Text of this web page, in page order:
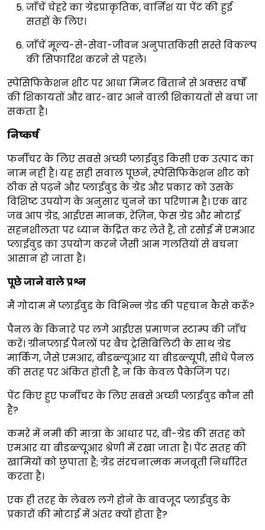
जाँचें चेहरे का ग्रेडप्राकृतिक, वार्निश या पेंट की हुई
सतहों के लिए।
जाँचें मूल्य-से-सेवा-जीवन अनुपातकिसी सस्ते विकल्प
की सिफारिश करने से पहले।
स्पेसिफिकेशन शीट पर आधा मिनट बिताने से अक्सर वर्षों
की शिकायतों और बार-बार आने वाली शिकायतों से बचा जा
सकता है।
निष्कर्ष
फर्नीचर के लिए सबसे अच्छी प्लाईवुड किसी एक उत्पाद का
नाम नहीं है। यह सही सवाल पूछने, स्पेसिफिकेशन शीट को
ठीक से पढ़ने और प्लाईवुड के ग्रेड और प्रकार को उसके
विशिष्ट उपयोग के अनुसार चुनने का परिणाम है। एक बार
जब आप ग्रेड, आईएस मानक, रेज़िन, फेस ग्रेड और मोटाई
सहनशीलता पर ध्यान केंद्रित कर लेते हैं, तो रसोई में एमआर
प्लाईवुड का उपयोग करने जैसी आम गलतियों से बचना
आसान हो जाता है।
पूछे जाने वाले प्रश्न
मैं गोदाम में प्लाईवुड के विभिन्न ग्रेड की पहचान कैसे करूँ?
पैनल के किनारे पर लगे आईएस प्रमाणन स्टाम्प की जाँच
करें। ग्रीनप्लाई पैनलों पर बैच ट्रेसिबिलिटी के साथ ग्रेड
मार्किंग, जैसे एमआर, बीडब्ल्यूआर या बीडब्ल्यूपी, सीधे पैनल
की सतह पर अंकित होती है, न कि केवल पैकेजिंग पर।
पेंट किए हुए फर्नीचर के लिए सबसे अच्छी प्लाईवुड कौन सी
है?
कमरे में नमी की मात्रा के आधार पर, बी-ग्रेड की सतह को
एमआर या बीडब्ल्यूआर श्रेणी में रखा जाता है। पेंट सतह की
खामियों को छुपाता है; ग्रेड संरचनात्मक मजबूती निर्धारित
करता है।
एक ही तरह के लेबल लगे होने के बावजूद प्लाईवुड के
प्रकारों की मोटाई में अंतर क्यों होता है?